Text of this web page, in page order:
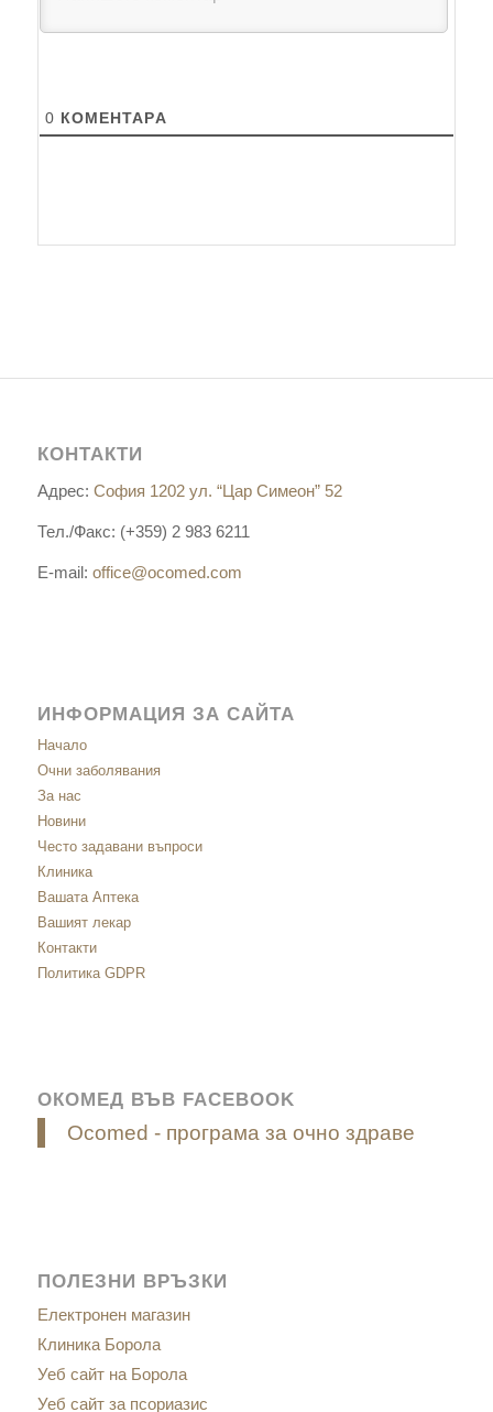
0 КОМЕНТАРA
КОНТАКТИ
Адрес: София 1202 ул. “Цар Симеон” 52
Тел./Факс: (+359) 2 983 6211
E-mail: office@ocomed.com
ИНФОРМАЦИЯ ЗА САЙТА
Начало
Очни заболявания
За нас
Новини
Често задавани въпроси
Клиника
Вашата Аптека
Вашият лекар
Контакти
Политика GDPR
ОКОМЕД ВЪВ FACEBOOK
Ocomed - програма за очно здраве
ПОЛЕЗНИ ВРЪЗКИ
Електронен магазин
Клиника Борола
Уеб сайт на Борола
Уеб сайт за псориазис